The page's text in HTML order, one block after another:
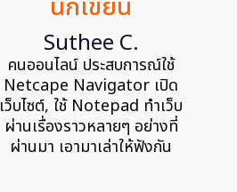
นักเขียน
Suthee C.
คนออนไลน์ ประสบการณ์ใช้
Netcape Navigator เปิด
เว็บไซต์, ใช้ Notepad ทำเว็บ
ผ่านเรื่องราวหลายๆ อย่างที่
ผ่านมา เอามาเล่าให้ฟังกัน